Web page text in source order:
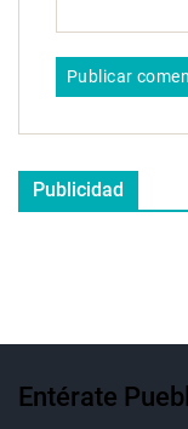
Publicidad
Entérate